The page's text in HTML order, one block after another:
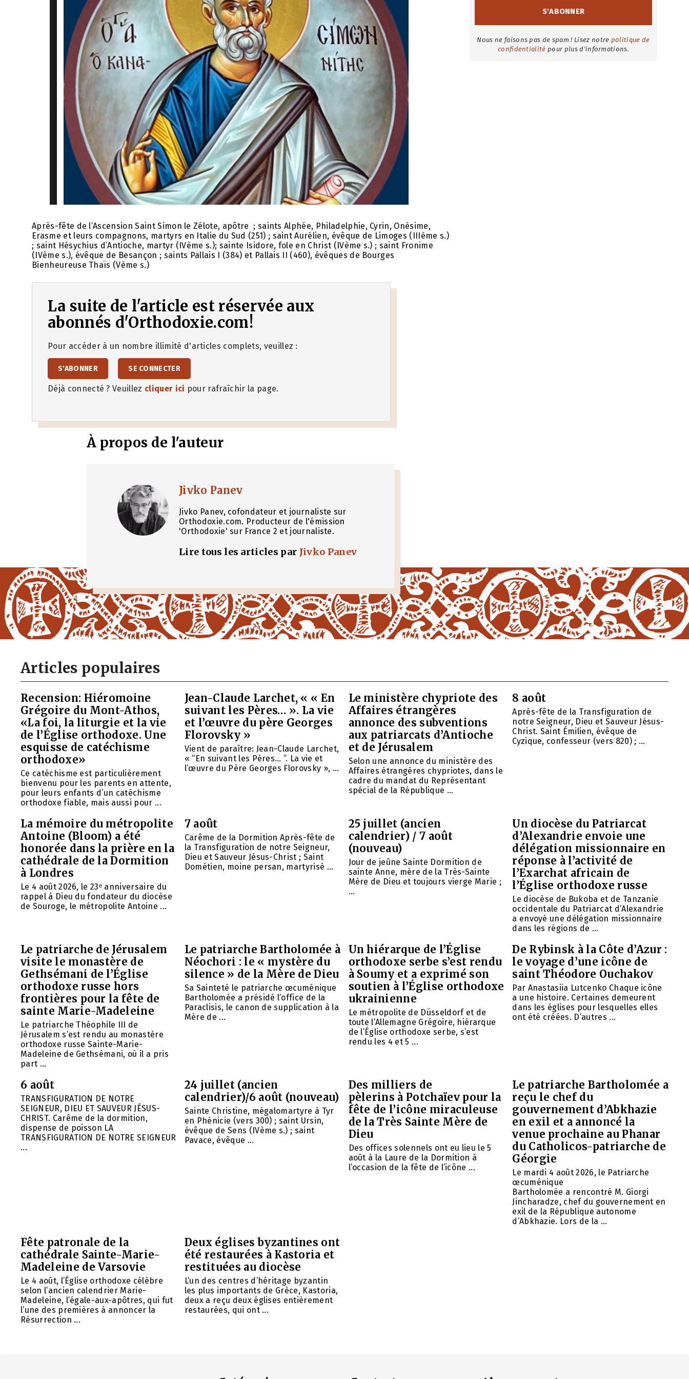
Après-fête de l’Ascension Saint Simon le Zélote, apôtre ; saints Alphée, Philadelphie, Cyrin, Onésime,
Erasme et leurs compagnons, martyrs en Italie du Sud (251) ; saint Aurélien, évêque de Limoges (IIIème s.)
; saint Hésychius d’Antioche, martyr (IVème s.); sainte Isidore, fole en Christ (IVème s.) ; saint Fronime
(IVème s.), évêque de Besançon ; saints Pallais I (384) et Pallais II (460), évêques de Bourges
Bienheureuse Thaïs (Vème s.)
La suite de l'article est réservée aux
abonnés d'Orthodoxie.com!
Pour accéder à un nombre illimité d'articles complets, veuillez :
S'ABONNER SE CONNECTER
Déjà connecté ? Veuillez cliquer ici pour rafraîchir la page.
À propos de l'auteur
Jivko Panev
Jivko Panev, cofondateur et journaliste sur
Orthodoxie.com. Producteur de l'émission
'Orthodoxie' sur France 2 et journaliste.
Lire tous les articles par Jivko Panev
Nous ne faisons pas de spam ! Lisez notre politique de
confidentialité pour plus d'informations.
Articles populaires
Recension: Hiéromoine
Grégoire du Mont-Athos,
«La foi, la liturgie et la vie
de l’Église orthodoxe. Une
esquisse de catéchisme
orthodoxe»
Ce catéchisme est particulièrement
bienvenu pour les parents en attente,
pour leurs enfants d’un catéchisme
orthodoxe fiable, mais aussi pour ...
Jean-Claude Larchet, « « En
suivant les Pères… ». La vie
et l’œuvre du père Georges
Florovsky »
Vient de paraître: Jean-Claude Larchet,
« “En suivant les Pères… ”. La vie et
l’œuvre du Père Georges Florovsky », ...
Le ministère chypriote des
Affaires étrangères
annonce des subventions
aux patriarcats d’Antioche
et de Jérusalem
Selon une annonce du ministère des
Affaires étrangères chypriotes, dans le
cadre du mandat du Représentant
spécial de la République ...
8 août
Après-fête de la Transfiguration de
notre Seigneur, Dieu et Sauveur Jésus-
Christ. Saint Émilien, évêque de
Cyzique, confesseur (vers 820) ; ...
La mémoire du métropolite
Antoine (Bloom) a été
honorée dans la prière en la
cathédrale de la Dormition
à Londres
Le 4 août 2026, le 23ᵉ anniversaire du
rappel à Dieu du fondateur du diocèse
de Souroge, le métropolite Antoine ...
7 août
Carême de la Dormition Après-fête de
la Transfiguration de notre Seigneur,
Dieu et Sauveur Jésus-Christ ; Saint
Dométien, moine persan, martyrisé ...
25 juillet (ancien
calendrier) / 7 août
(nouveau)
Jour de jeûne Sainte Dormition de
sainte Anne, mère de la Très-Sainte
Mère de Dieu et toujours vierge Marie ;
...
Un diocèse du Patriarcat
d’Alexandrie envoie une
délégation missionnaire en
réponse à l’activité de
l’Exarchat africain de
l’Église orthodoxe russe
Le diocèse de Bukoba et de Tanzanie
occidentale du Patriarcat d’Alexandrie
a envoyé une délégation missionnaire
dans les régions de ...
Le patriarche de Jérusalem
visite le monastère de
Gethsémani de l’Église
orthodoxe russe hors
frontières pour la fête de
sainte Marie-Madeleine
Le patriarche Théophile III de
Jérusalem s’est rendu au monastère
orthodoxe russe Sainte-Marie-
Madeleine de Gethsémani, où il a pris
part ...
Le patriarche Bartholomée à
Néochori : le « mystère du
silence » de la Mère de Dieu
Sa Sainteté le patriarche œcuménique
Bartholomée a présidé l’office de la
Paraclisis, le canon de supplication à la
Mère de ...
Un hiérarque de l’Église
orthodoxe serbe s’est rendu
à Soumy et a exprimé son
soutien à l’Église orthodoxe
ukrainienne
Le métropolite de Düsseldorf et de
toute l’Allemagne Grégoire, hiérarque
de l’Église orthodoxe serbe, s’est
rendu les 4 et 5 ...
De Rybinsk à la Côte d’Azur :
le voyage d’une icône de
saint Théodore Ouchakov
Par Anastasiia Lutcenko Chaque icône
a une histoire. Certaines demeurent
dans les églises pour lesquelles elles
ont été créées. D’autres ...
6 août
TRANSFIGURATION DE NOTRE
SEIGNEUR, DIEU ET SAUVEUR JÉSUS-
CHRIST. Carême de la dormition,
dispense de poisson LA
TRANSFIGURATION DE NOTRE SEIGNEUR
...
24 juillet (ancien
calendrier)/6 août (nouveau)
Sainte Christine, mégalomartyre à Tyr
en Phénicie (vers 300) ; saint Ursin,
évêque de Sens (IVème s.) ; saint
Pavace, évêque ...
Des milliers de
pèlerins à Potchaïev pour la
fête de l’icône miraculeuse
de la Très Sainte Mère de
Dieu
Des offices solennels ont eu lieu le 5
août à la Laure de la Dormition à
l’occasion de la fête de l’icône ...
Le patriarche Bartholomée a
reçu le chef du
gouvernement d’Abkhazie
en exil et a annoncé la
venue prochaine au Phanar
du Catholicos-patriarche de
Géorgie
Le mardi 4 août 2026, le Patriarche
œcuménique
Bartholomée a rencontré M. Giorgi
Jincharadze, chef du gouvernement en
exil de la République autonome
d’Abkhazie. Lors de la ...
Fête patronale de la
cathédrale Sainte-Marie-
Madeleine de Varsovie
Le 4 août, l’Église orthodoxe célèbre
selon l’ancien calendrier Marie-
Madeleine, l’égale-aux-apôtres, qui fut
l’une des premières à annoncer la
Résurrection ...
Deux églises byzantines ont
été restaurées à Kastoria et
restituées au diocèse
L’un des centres d’héritage byzantin
les plus importants de Grèce, Kastoria,
deux a reçu deux églises entièrement
restaurées, qui ont ...